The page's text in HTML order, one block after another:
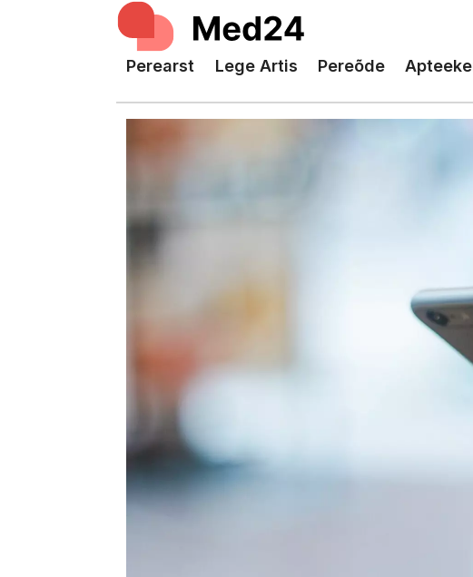
Perearst Lege Artis Pereõde